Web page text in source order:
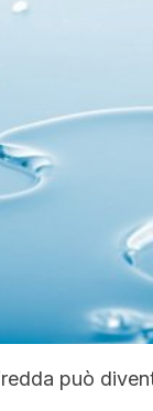
può